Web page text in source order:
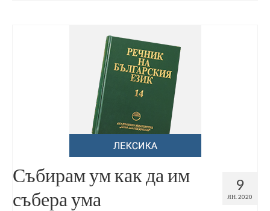
9
ЯН. 2020
Събирам ум как да им
събера ума